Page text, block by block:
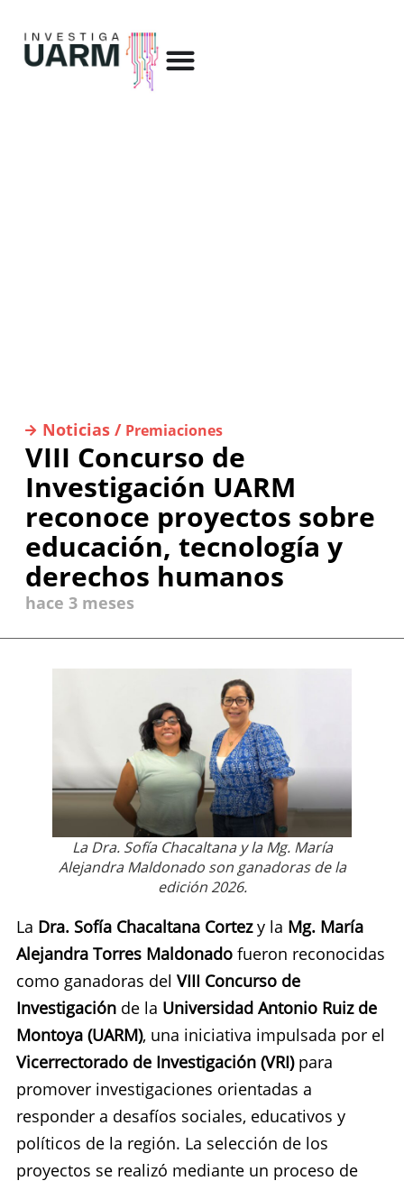
Noticias / Premiaciones
VIII Concurso de
Investigación UARM
reconoce proyectos sobre
educación, tecnología y
derechos humanos
hace 3 meses
La Dra. Sofía Chacaltana y la Mg. María
Alejandra Maldonado son ganadoras de la
edición 2026.
La Dra. Sofía Chacaltana Cortezy la Mg. María
Alejandra Torres Maldonado fueron reconocidas
como ganadoras del VIII Concurso de
Investigación de la Universidad Antonio Ruiz de
Montoya (UARM), una iniciativa impulsada por el
Vicerrectorado de Investigación (VRI)para
promover investigaciones orientadas a
responder a desafíos sociales, educativos y
políticos de la región. La selección de los
proyectos se realizó mediante un proceso de